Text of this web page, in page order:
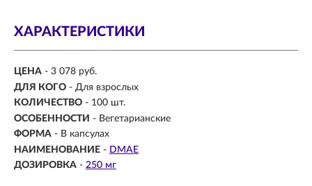
ХАРАКТЕРИСТИКИ
ЦЕНА - 3 078 руб.
ДЛЯ КОГО - Для взрослых
КОЛИЧЕСТВО - 100 шт.
ОСОБЕННОСТИ - Вегетарианские
ФОРМА - В капсулах
НАИМЕНОВАНИЕ - DMAE
ДОЗИРОВКА - 250 мг